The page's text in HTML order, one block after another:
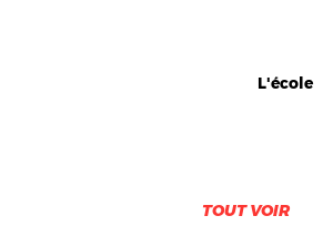
L'école
TOUT VOIR